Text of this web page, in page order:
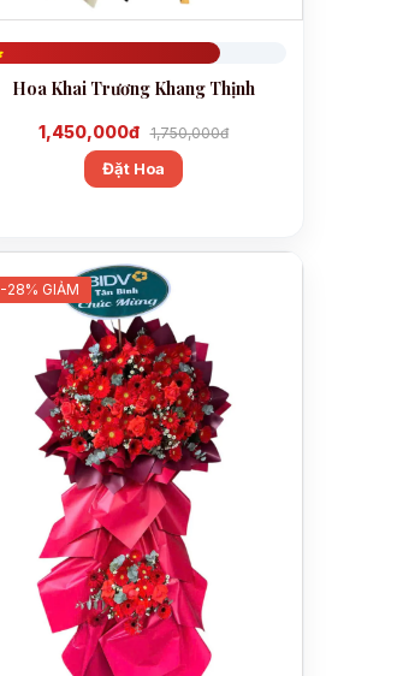
Hoa Khai Trương Khang Thịnh
1,450,000đ 1,750,000đ
Đặt Hoa
-28% GIẢM